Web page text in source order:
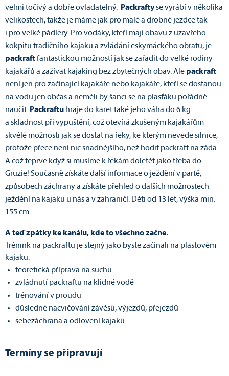
velmi točivý a dobře ovladatelný. Packraftyse vyrábí v několika
velikostech, takže je máme jak pro malé a drobné jezdce tak
i pro velké pádlery. Pro vodáky, kteří mají obavu z uzavřeho
kokpitu tradičního kajaku a zvládání eskymáckého obratu, je
packraftfantastickou možností jak se zařadit do velké rodiny
kajakářů a zažívat kajaking bez zbytečných obav. Ale packraft
není jen pro začínající kajakáře nebo kajakáře, kteří se dostanou
na vodu jen občas a neměli by šanci se na plasťáku pořádně
naučit. Packraftu hraje do karet také jeho váha do 6 kg
a skladnost při vypuštění, což otevírá zkušeným kajakářům
skvělé možnosti jak se dostat na řeky, ke kterým nevede silnice,
protože přece není nic snadnějšího, než hodit packraft na záda.
A což teprve když si musíme k řekám doletět jako třeba do
Gruzie! Současně získáte další informace o ježdění v partě,
způsobech záchrany a získáte přehled o dalších možnostech
ježdění na kajaku u nás a v zahraničí. Děti od 13 let, výška min.
155 cm.
A teď zpátky ke kanálu, kde to všechno začne.
Trénink na packraftu je stejný jako byste začínali na plastovém
kajaku:
teoretická příprava na suchu
zvládnutí packraftu na klidné vodě
trénování v proudu
důsledné nacvičování závěsů, výjezdů, přejezdů
sebezáchrana a odlovení kajaků
Termíny se připravují